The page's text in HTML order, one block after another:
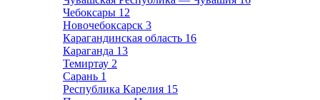
Чебоксары 12
Новочебоксарск 3
Карагандинская область 16
Караганда 13
Темиртау 2
Сарань 1
Республика Карелия 15